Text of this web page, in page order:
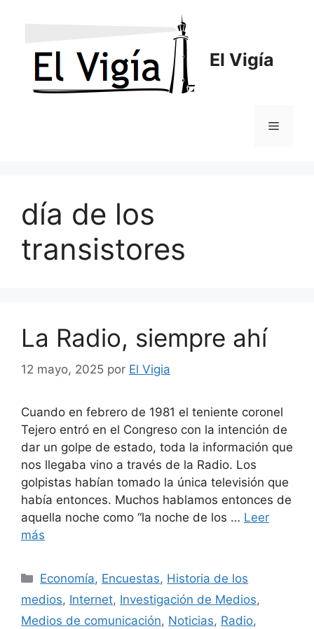
El Vigía
Menú
día de los
transistores
La Radio, siempre ahí
12 mayo, 2025 por El Vigia
Cuando en febrero de 1981 el teniente coronel
Tejero entró en el Congreso con la intención de
dar un golpe de estado, toda la información que
nos llegaba vino a través de la Radio. Los
golpistas habían tomado la única televisión que
había entonces. Muchos hablamos entonces de
aquella noche como “la noche de los … Leer
más
Categorías
Economía, Encuestas, Historia de los
medios, Internet, Investigación de Medios,
Medios de comunicación, Noticias, Radio,